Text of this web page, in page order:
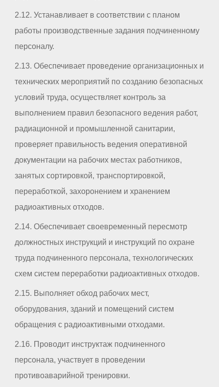
2.12. Устанавливает в соответствии с планом
работы производственные задания подчиненному
персоналу.
2.13. Обеспечивает проведение организационных и
технических мероприятий по созданию безопасных
условий труда, осуществляет контроль за
выполнением правил безопасного ведения работ,
радиационной и промышленной санитарии,
проверяет правильность ведения оперативной
документации на рабочих местах работников,
занятых сортировкой, транспортировкой,
переработкой, захоронением и хранением
радиоактивных отходов.
2.14. Обеспечивает своевременный пересмотр
должностных инструкций и инструкций по охране
труда подчиненного персонала, технологических
схем систем переработки радиоактивных отходов.
2.15. Выполняет обход рабочих мест,
оборудования, зданий и помещений систем
обращения с радиоактивными отходами.
2.16. Проводит инструктаж подчиненного
персонала, участвует в проведении
противоаварийной тренировки.